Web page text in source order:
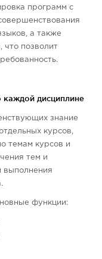
программ с
а также
что позволит
дисциплине
знание
курсов,
темам курсов и
тем и
выполнения
функции: